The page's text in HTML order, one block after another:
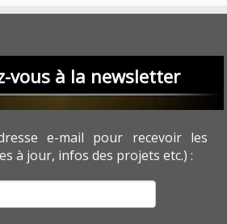
vous à la newsletter
e-mail pour recevoir les
à jour, infos des projets etc.) :